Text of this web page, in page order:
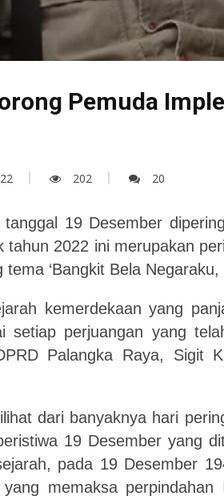
Pemuda
202 20
19 Desember
tahun 2022 ini merupakan
‘Bangkit Bela Negaraku,
kemerdekaan yang
setiap perjuangan yang
Palangka Raya, Sigit
dari banyaknya hari
19 Desember yang
pada 19 Desember
memaksa